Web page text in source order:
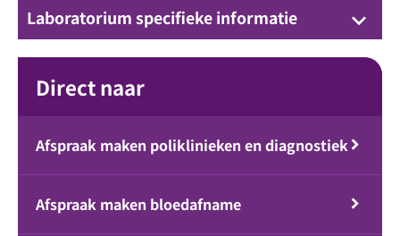
Laboratorium specifieke informatie keyboard_arrow_down
Direct naar
Afspraak maken poliklinieken en diagnostiek
Afspraak maken bloedafname